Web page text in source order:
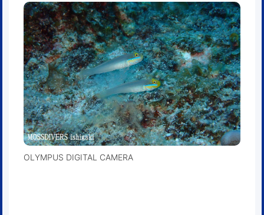
OLYMPUS DIGITAL CAMERA